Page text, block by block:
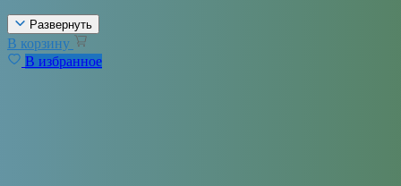
Развернуть
В корзину
В избранное